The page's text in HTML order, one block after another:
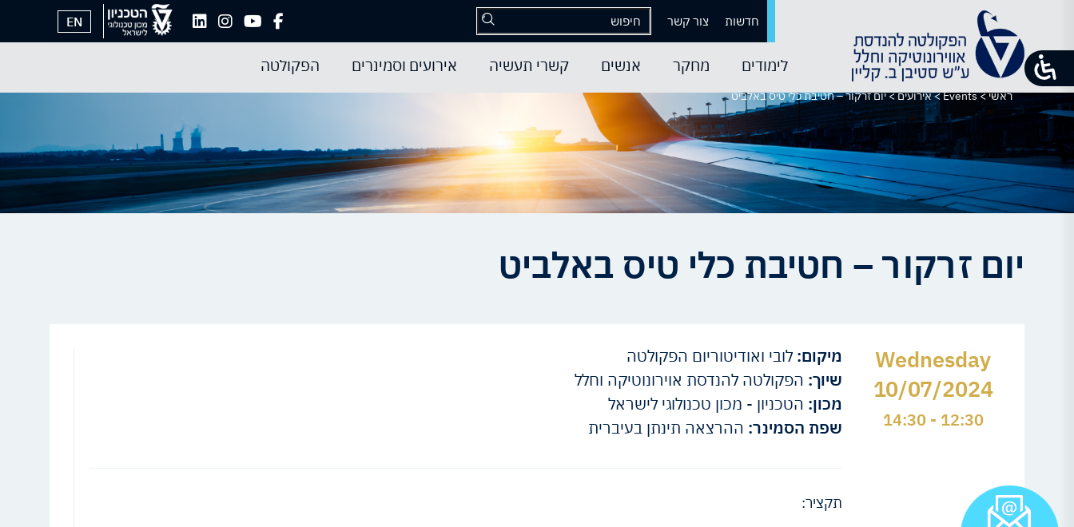
חדשות צור קשר EN
לימודים מחקר אנשים קשרי תעשיה אירועים וסמינרים הפקולטה
ראשי>
Events
>אירועים>יום זרקור – חטיבת כלי טיס באלביט
יום זרקור – חטיבת כלי טיס באלביט
Wednesday
10/07/2024
12:30 - 14:30
מיקום: לובי ואודיטוריום הפקולטה
שיוך: הפקולטה להנדסת אוירונוטיקה וחלל
מכון: הטכניון - מכון טכנולוגי לישראל
שפת הסמינר: ההרצאה תינתן בעיברית
תקציר: